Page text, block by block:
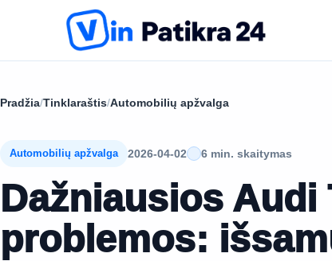
Pradžia/Tinklaraštis/Automobilių apžvalga
Automobilių apžvalga 2026-04-02 6 min. skaitymas
Dažniausios Audi
problemos: